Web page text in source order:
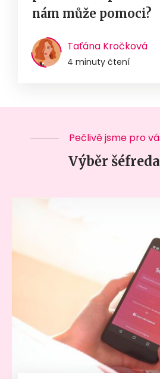
nám může pomoci?
Taťána Kročková
4 minuty čtení
Pečlivě jsme pro
Výběr